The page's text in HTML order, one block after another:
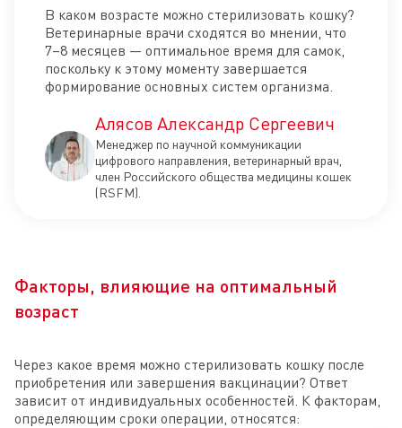
В каком возрасте можно стерилизовать кошку?
Ветеринарные врачи сходятся во мнении, что
7–8 месяцев — оптимальное время для самок,
поскольку к этому моменту завершается
формирование основных систем организма.
Алясов Александр Сергеевич
Менеджер по научной коммуникации
цифрового направления, ветеринарный врач,
член Российского общества медицины кошек
(RSFM).
Факторы, влияющие на оптимальный
возраст
Через какое время можно стерилизовать кошку после
приобретения или завершения вакцинации? Ответ
зависит от индивидуальных особенностей. К факторам,
определяющим сроки операции, относятся: